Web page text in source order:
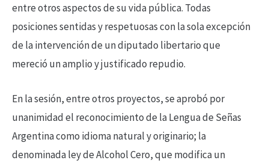
entre otros aspectos de su vida pública. Todas
posiciones sentidas y respetuosas con la sola excepción
de la intervención de un diputado libertario que
mereció un amplio y justificado repudio.
En la sesión, entre otros proyectos, se aprobó por
unanimidad el reconocimiento de la Lengua de Señas
Argentina como idioma natural y originario; la
denominada ley de Alcohol Cero, que modifica un